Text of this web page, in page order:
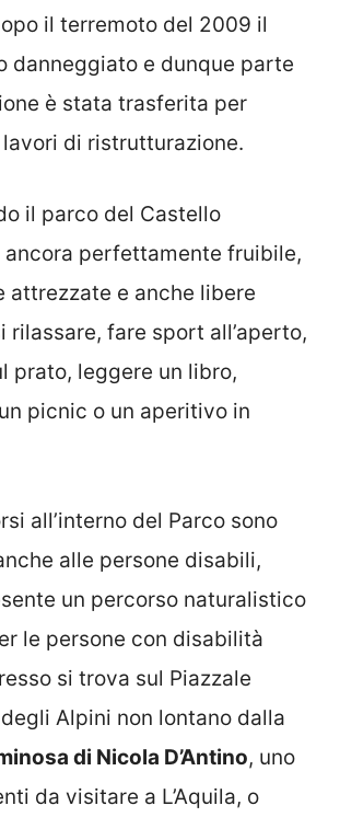
il terremoto del 2009 il
danneggiato e dunque parte
è stata trasferita per
di ristrutturazione.
il parco del Castello
ancora perfettamente fruibile,
attrezzate e anche libere
rilassare, fare sport all’aperto,
prato, leggere un libro,
picnic o un aperitivo in
all’interno del Parco sono
alle persone disabili,
un percorso naturalistico
le persone con disabilità
si trova sul Piazzale
Alpini non lontano dalla
di Nicola D’Antino, uno
da visitare a L’Aquila, o